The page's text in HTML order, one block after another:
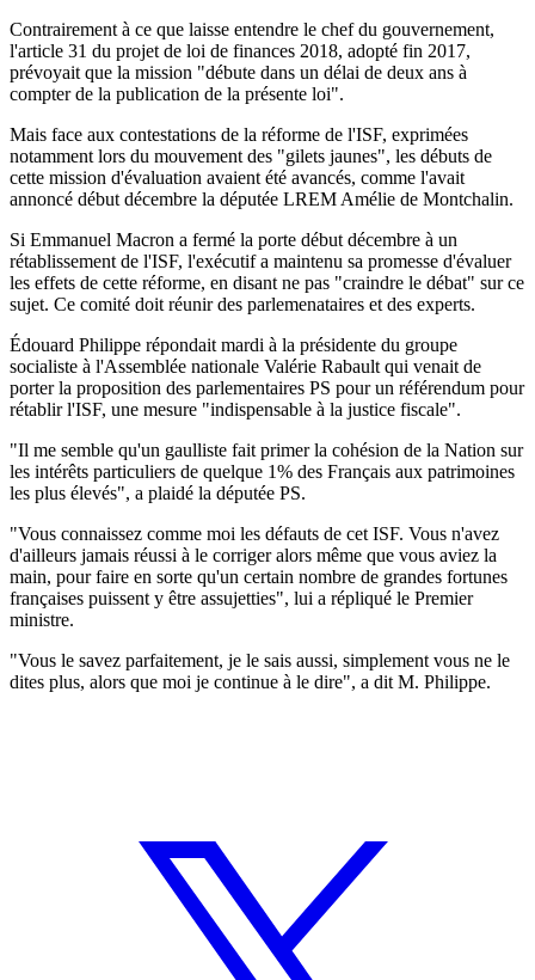
Contrairement à ce que laisse entendre le chef du gouvernement,
l'article 31 du projet de loi de finances 2018, adopté fin 2017,
prévoyait que la mission "débute dans un délai de deux ans à
compter de la publication de la présente loi".
Mais face aux contestations de la réforme de l'ISF, exprimées
notamment lors du mouvement des "gilets jaunes", les débuts de
cette mission d'évaluation avaient été avancés, comme l'avait
annoncé début décembre la députée LREM Amélie de Montchalin.
Si Emmanuel Macron a fermé la porte début décembre à un
rétablissement de l'ISF, l'exécutif a maintenu sa promesse d'évaluer
les effets de cette réforme, en disant ne pas "craindre le débat" sur ce
sujet. Ce comité doit réunir des parlemenataires et des experts.
Édouard Philippe répondait mardi à la présidente du groupe
socialiste à l'Assemblée nationale Valérie Rabault qui venait de
porter la proposition des parlementaires PS pour un référendum pour
rétablir l'ISF, une mesure "indispensable à la justice fiscale".
"Il me semble qu'un gaulliste fait primer la cohésion de la Nation sur
les intérêts particuliers de quelque 1% des Français aux patrimoines
les plus élevés", a plaidé la députée PS.
"Vous connaissez comme moi les défauts de cet ISF. Vous n'avez
d'ailleurs jamais réussi à le corriger alors même que vous aviez la
main, pour faire en sorte qu'un certain nombre de grandes fortunes
françaises puissent y être assujetties", lui a répliqué le Premier
ministre.
"Vous le savez parfaitement, je le sais aussi, simplement vous ne le
dites plus, alors que moi je continue à le dire", a dit M. Philippe.